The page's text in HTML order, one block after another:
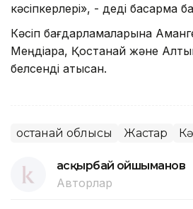
кәсіпкерлері», - деді басқарма
Кәсіп бағдарламаларына
Меңдіқара, Қостанай және
белсенді қатысқан.
Қостанай облысы Жастар
Қасқырбай Қойшыманов
Авторлар